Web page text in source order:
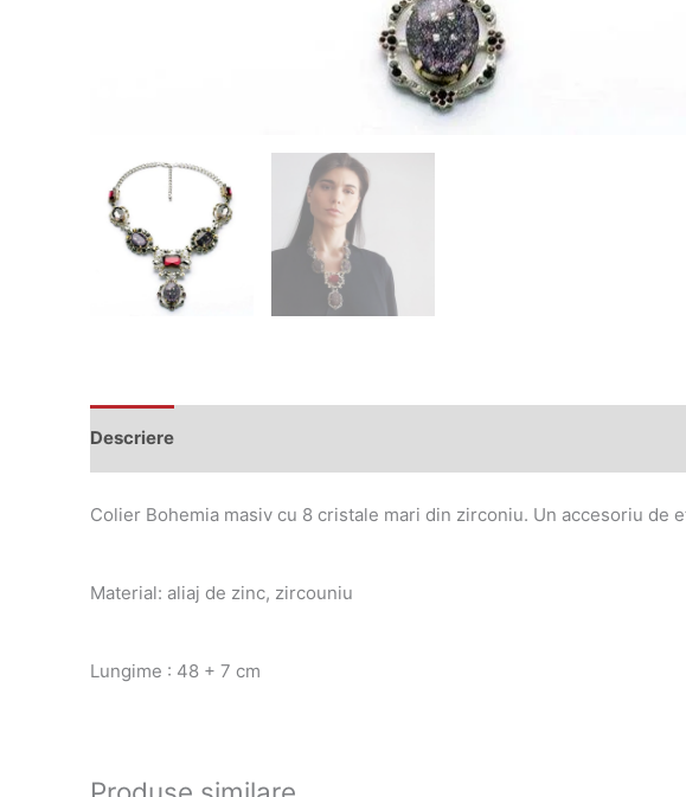
Descriere
Colier Bohemia masiv cu 8 cristale mari din zirconiu. Un accesoriu de
Material: aliaj de zinc, zircouniu
Lungime : 48 + 7 cm